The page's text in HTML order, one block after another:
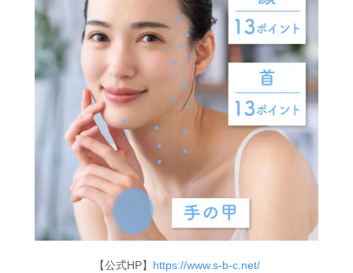
【公式HP】 https://www.s-b-c.net/